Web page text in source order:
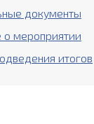
документы
мероприятии
итогов